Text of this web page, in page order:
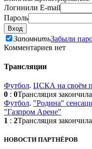
Логинили E-mail
Пароль
ЗапомнитьЗабыли
Комментариев нет
Трансляции
Футбол. ЦСКА на своём
0 : 0Трансляция
Футбол. "Родина"
"Газпром Арене"
1 : 2Трансляция
НОВОСТИ ПАРТНЁРОВ